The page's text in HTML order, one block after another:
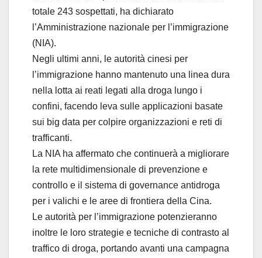
totale 243 sospettati, ha dichiarato
l’Amministrazione nazionale per l’immigrazione
(NIA).
Negli ultimi anni, le autorità cinesi per
l’immigrazione hanno mantenuto una linea dura
nella lotta ai reati legati alla droga lungo i
confini, facendo leva sulle applicazioni basate
sui big data per colpire organizzazioni e reti di
trafficanti.
La NIA ha affermato che continuerà a migliorare
la rete multidimensionale di prevenzione e
controllo e il sistema di governance antidroga
per i valichi e le aree di frontiera della Cina.
Le autorità per l’immigrazione potenzieranno
inoltre le loro strategie e tecniche di contrasto al
traffico di droga, portando avanti una campagna